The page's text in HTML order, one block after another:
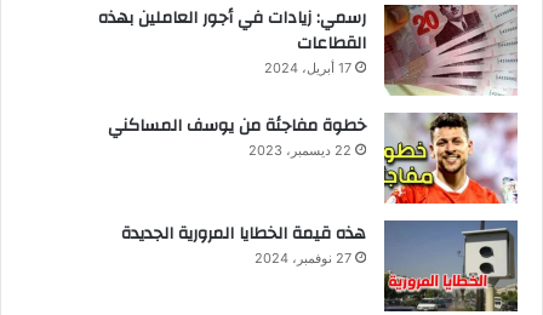
رسمي: زيادات في أجور العاملين بهذه
القطاعات
17 أبريل، 2024
خطوة مفاجئة من يوسف المساكني
22 ديسمبر، 2023
هذه قيمة الخطايا المرورية الجديدة
27 نوفمبر، 2024